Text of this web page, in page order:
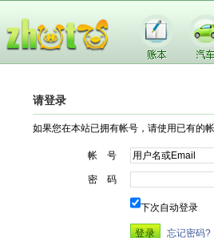
请登录
如果您在本站已拥有帐号，请使用已有的
帐 号
密 码
下次自动登录
忘记密码?